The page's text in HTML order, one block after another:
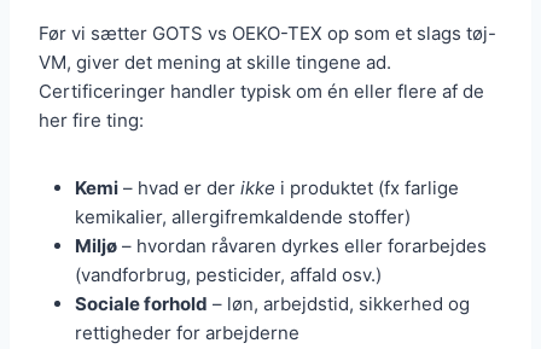
Før vi sætter GOTS vs OEKO-TEX op som et slags tøj-
VM, giver det mening at skille tingene ad.
Certificeringer handler typisk om én eller flere af de
her fire ting:
Kemi – hvad er der ikke i produktet (fx farlige
kemikalier, allergifremkaldende stoffer)
Miljø – hvordan råvaren dyrkes eller forarbejdes
(vandforbrug, pesticider, affald osv.)
Sociale forhold – løn, arbejdstid, sikkerhed og
rettigheder for arbejderne